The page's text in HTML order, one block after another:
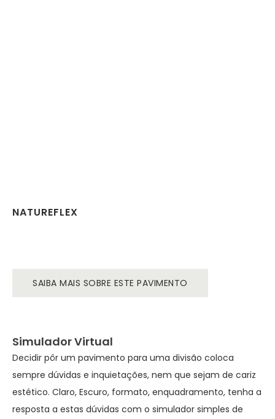
NATUREFLEX
SAIBA MAIS SOBRE ESTE PAVIMENTO
Simulador Virtual
Decidir pôr um pavimento para uma divisão coloca
sempre dúvidas e inquietações, nem que sejam de cariz
estético. Claro, Escuro, formato, enquadramento, tenha a
resposta a estas dúvidas com o simulador simples de